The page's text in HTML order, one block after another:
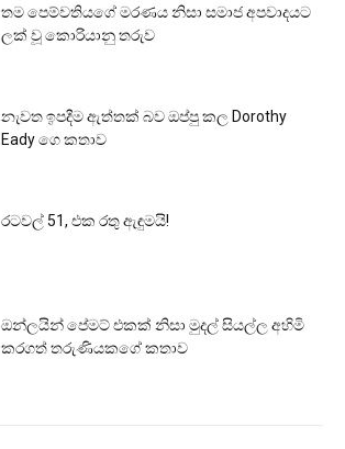
තම පෙම්වතියගේ මරණය නිසා සමාජ අපවාදයට
ලක් වූ කොරියානු තරුව
නැවත ඉපදීම ඇත්තක් බව ඔප්පු කල Dorothy
Eady ගෙ කතාව
රටවල් 51, එක රතු ඇඳුමයි!
ඔන්ලයින් පේමට් එකක් නිසා මුදල් සියල්ල අහිමි
කරගත් තරුණියකගේ කතාව